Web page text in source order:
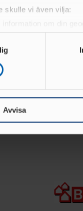
skulle vi även vilja:
information om din
om hur dina
ditt samtycke när som
analysera vår
och annons- och
som du har
Avvisa
stora
favorit,
toppre…
en